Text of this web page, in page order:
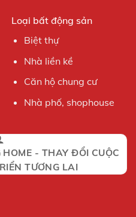
Loại bất động sản
Biệt thự
Nhà liền kề
Căn hộ chung cư
Nhà phố, shophouse
- THAY ĐỔI CUỘC
TƯƠNG LAI